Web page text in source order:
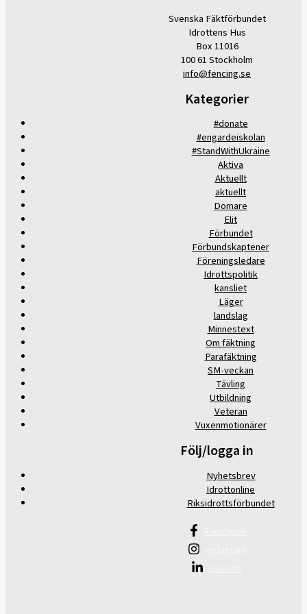
Svenska Fäktförbundet
Idrottens Hus
Box 11016
100 61 Stockholm
info@fencing.se
Kategorier
#donate
#engardeiskolan
#StandWithUkraine
Aktiva
Aktuellt
aktuellt
Domare
Elit
Förbundet
Förbundskaptener
Föreningsledare
Idrottspolitik
kansliet
Läger
landslag
Minnestext
Om fäktning
Parafäktning
SM-veckan
Tävling
Utbildning
Veteran
Vuxenmotionärer
Följ/logga in
Nyhetsbrev
Idrottonline
Riksidrottsförbundet